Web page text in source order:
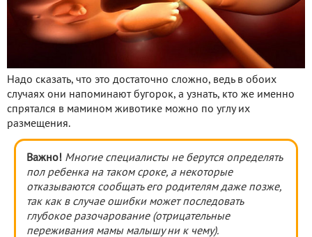
Надо сказать, что это достаточно сложно, ведь в обоих
случаях они напоминают бугорок, а узнать, кто же именно
спрятался в мамином животике можно по углу их
размещения.
Важно! Многие специалисты не берутся определять
пол ребенка на таком сроке, а некоторые
отказываются сообщать его родителям даже позже,
так как в случае ошибки может последовать
глубокое разочарование (отрицательные
переживания мамы малышу ни к чему).